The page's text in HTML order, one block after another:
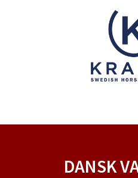
DANSK